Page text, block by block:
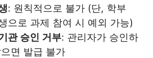
: 원칙적으로 불가 (단, 학부
으로 과제 참여 시 예외 가능)
관 승인 거부: 관리자가 승인하
면 발급 불가